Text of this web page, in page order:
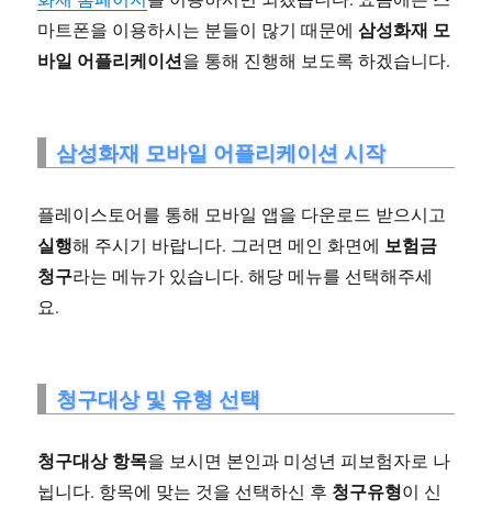
마트폰을 이용하시는 분들이 많기 때문에삼성화재 모
바일 어플리케이션을 통해 진행해 보도록 하겠습니다.
삼성화재 모바일 어플리케이션 시작
플레이스토어를 통해 모바일 앱을 다운로드 받으시고
실행해 주시기 바랍니다. 그러면 메인 화면에 보험금
청구라는 메뉴가 있습니다. 해당 메뉴를 선택해주세
요.
청구대상 및 유형 선택
청구대상 항목을 보시면 본인과 미성년 피보험자로 나
뉩니다. 항목에 맞는 것을 선택하신 후 청구유형이 신